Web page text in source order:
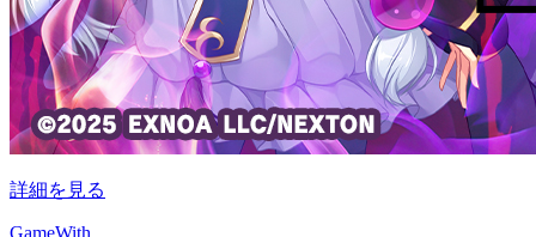
詳細を見る
GameWith